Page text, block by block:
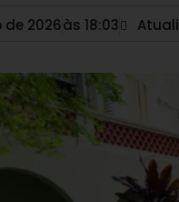
de 2026às 18:03